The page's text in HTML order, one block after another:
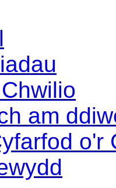
am
o'r